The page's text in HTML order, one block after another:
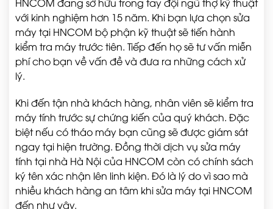
với kinh nghiệm hơn 15 năm. Khi bạn lựa chọn sửa
máy tại HNCOM bộ phận kỹ thuật sẽ tiến hành
kiểm tra máy trước tiên. Tiếp đến họ sẽ tư vấn miễn
phí cho bạn về vấn đề và đưa ra những cách xử
lý.
Khi đến tận nhà khách hàng, nhân viên sẽ kiểm tra
máy tính trước sự chứng kiến của quý khách. Đặc
biệt nếu có tháo máy bạn cũng sẽ được giám sát
ngay tại hiện trường. Đồng thời dịch vụ sửa máy
tính tại nhà Hà Nội của HNCOM còn có chính sách
ký tên xác nhận lên linh kiện. Đó là lý do vì sao mà
nhiều khách hàng an tâm khi sửa máy tại HNCOM
đến như vậy.